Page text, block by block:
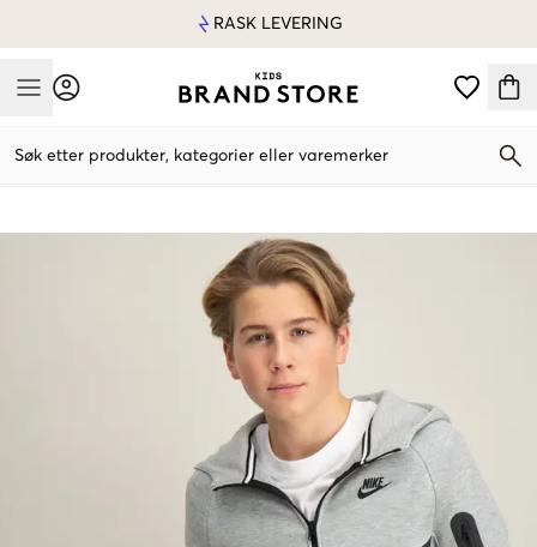
RASK LEVERING
Mobile Menu
Søk etter produkter, kategorier eller varemerker